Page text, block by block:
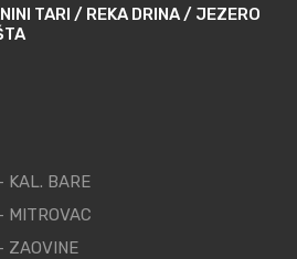
TARI / REKA DRINA / JEZERO
KAL. BARE
ZAOVINE